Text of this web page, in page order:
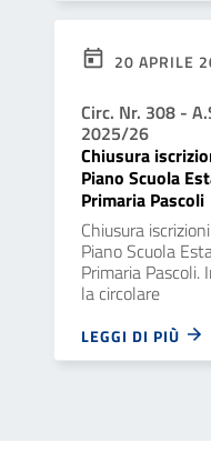
20 APRILE
Circ. Nr. 308 -
2025/26
Chiusura
Piano Scuola
Primaria Pascoli
Chiusura
Piano Scuola
Primaria Pascoli.
la circolare
LEGGI DI PIÙ